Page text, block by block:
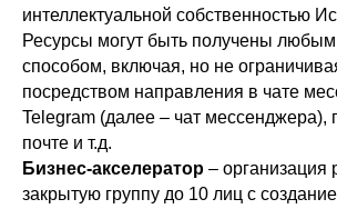
интеллектуальной собственностью
Ресурсы могут быть получены
способом, включая, но не
посредством направления в чате
Telegram (далее – чат мессенджера),
почте и т.д.
Бизнес-акселератор – организация
закрытую группу до 10 лиц с